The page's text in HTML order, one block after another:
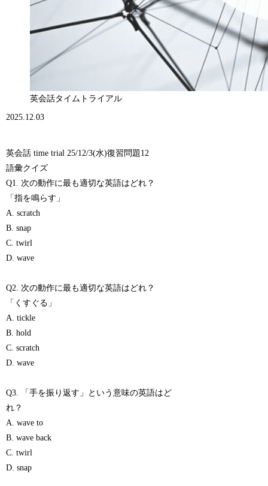
英会話タイムトライアル
2025.12.03
英会話 time trial 25/12/3(水)復習問題12
語彙クイズ
Q1. 次の動作に最も適切な英語はどれ？
「指を鳴らす」
A. scratch
B. snap
C. twirl
D. wave
Q2. 次の動作に最も適切な英語はどれ？
「くすぐる」
A. tickle
B. hold
C. scratch
D. wave
Q3. 「手を振り返す」という意味の英語はど
れ？
A. wave to
B. wave back
C. twirl
D. snap